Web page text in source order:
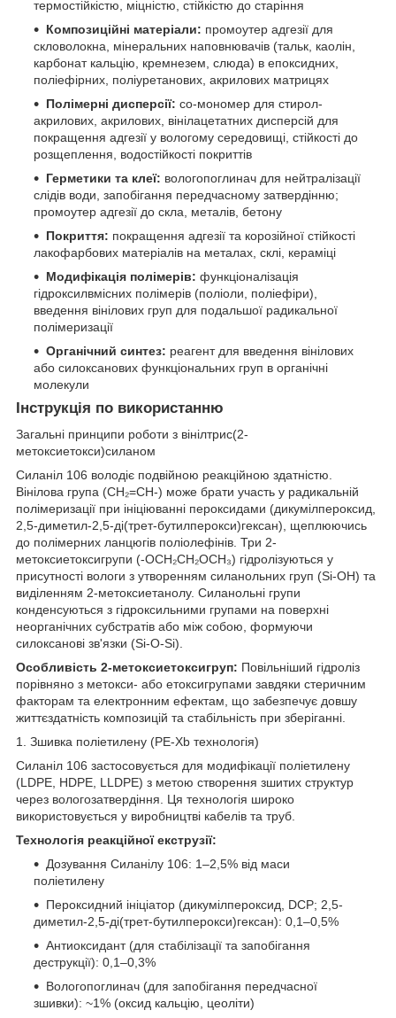
термостійкістю, міцністю, стійкістю до старіння
Композиційні матеріали: промоутер адгезії для
скловолокна, мінеральних наповнювачів (тальк, каолін,
карбонат кальцію, кремнезем, слюда) в епоксидних,
поліефірних, поліуретанових, акрилових матрицях
Полімерні дисперсії: со-мономер для стирол-
акрилових, акрилових, вінілацетатних дисперсій для
покращення адгезії у вологому середовищі, стійкості до
розщеплення, водостійкості покриттів
Герметики та клеї: вологопоглинач для нейтралізації
слідів води, запобігання передчасному затвердінню;
промоутер адгезії до скла, металів, бетону
Покриття: покращення адгезії та корозійної стійкості
лакофарбових матеріалів на металах, склі, кераміці
Модифікація полімерів: функціоналізація
гідроксилвмісних полімерів (поліоли, поліефіри),
введення вінілових груп для подальшої радикальної
полімеризації
Органічний синтез: реагент для введення вінілових
або силоксанових функціональних груп в органічні
молекули
Інструкція по використанню
Загальні принципи роботи з вінілтрис(2-
метоксиетокси)силаном
Силаніл 106 володіє подвійною реакційною здатністю.
Вінілова група (CH₂=CH-) може брати участь у радикальній
полімеризації при ініціюванні пероксидами (дикумілпероксид,
2,5-диметил-2,5-ді(трет-бутилперокси)гексан), щеплюючись
до полімерних ланцюгів поліолефінів. Три 2-
метоксиетоксигрупи (-OCH₂CH₂OCH₃) гідролізуються у
присутності вологи з утворенням силанольних груп (Si-OH) та
виділенням 2-метоксиетанолу. Силанольні групи
конденсуються з гідроксильними групами на поверхні
неорганічних субстратів або між собою, формуючи
силоксанові зв'язки (Si-O-Si).
Особливість 2-метоксиетоксигруп: Повільніший гідроліз
порівняно з метокси- або етоксигрупами завдяки стеричним
факторам та електронним ефектам, що забезпечує довшу
життєздатність композицій та стабільність при зберіганні.
1. Зшивка поліетилену (PE-Xb технологія)
Силаніл 106 застосовується для модифікації поліетилену
(LDPE, HDPE, LLDPE) з метою створення зшитих структур
через вологозатвердіння. Ця технологія широко
використовується у виробництві кабелів та труб.
Технологія реакційної екструзії:
Дозування Силанілу 106: 1–2,5% від маси
поліетилену
Пероксидний ініціатор (дикумілпероксид, DCP; 2,5-
диметил-2,5-ді(трет-бутилперокси)гексан): 0,1–0,5%
Антиоксидант (для стабілізації та запобігання
деструкції): 0,1–0,3%
Вологопоглинач (для запобігання передчасної
зшивки): ~1% (оксид кальцію, цеоліти)